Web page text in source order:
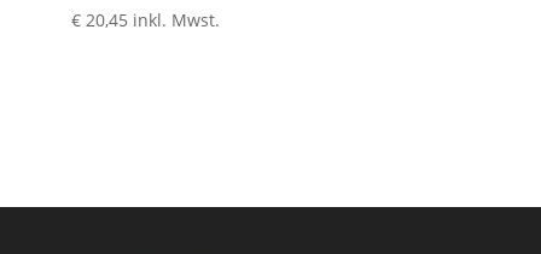
€20,45 inkl. Mwst.